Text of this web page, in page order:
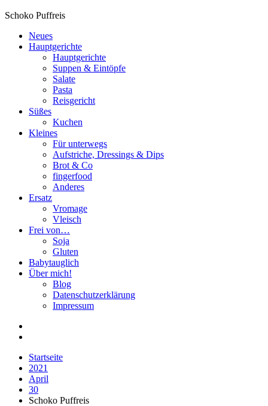
Schoko Puffreis
Neues
Hauptgerichte
Hauptgerichte
Suppen & Eintöpfe
Salate
Pasta
Reisgericht
Süßes
Kuchen
Kleines
Für unterwegs
Aufstriche, Dressings & Dips
Brot & Co
fingerfood
Anderes
Ersatz
Vromage
Vleisch
Frei von…
Soja
Gluten
Babytauglich
Über mich!
Blog
Datenschutzerklärung
Impressum
Startseite
2021
April
30
Schoko Puffreis